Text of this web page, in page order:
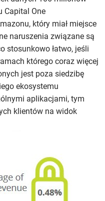
Capital One
który miał miejsce
naruszenia związane są
stosunkowo łatwo, jeśli
którego coraz więcej
jest poza siedzibę
ekosystemu
aplikacjami, tym
klientów na widok